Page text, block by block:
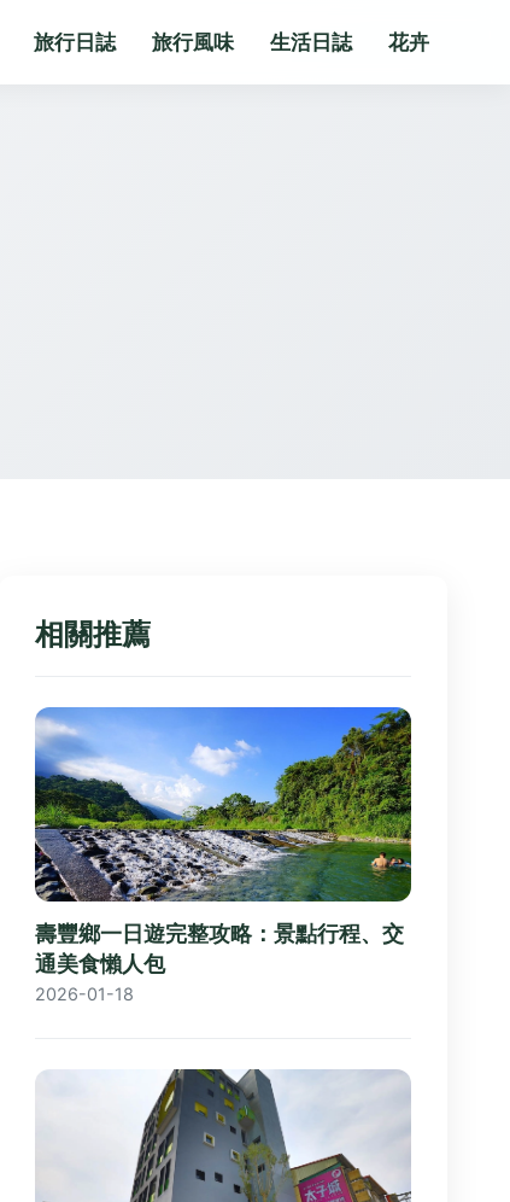
旅行日誌 旅行風味 生活日誌 花卉
相關推薦
壽豐鄉一日遊完整攻略：景點行程、交
通美食懶人包
2026-01-18